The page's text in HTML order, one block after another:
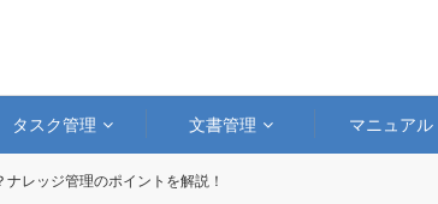
タスク管理 文書管理 マニュアル
レッジ管理のポイントを解説！